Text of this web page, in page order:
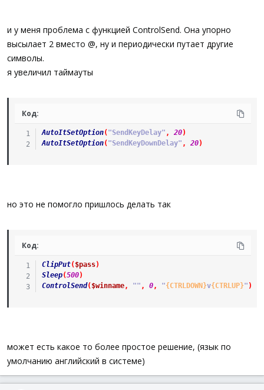
и у меня проблема с функцией ControlSend. Она упорно
высылает 2 вместо @, ну и периодически путает другие
символы.
я увеличил таймауты
Код:
AutoItSetOption( "SendKeyDelay" , 20)
AutoItSetOption( "SendKeyDownDelay" , 20)
но это не помогло пришлось делать так
Код:
ClipPut( $pass)
Sleep(500)
ControlSend( $winname, "" , 0, "{CTRLDOWN}v{CTRLUP}" )
может есть какое то более простое решение, (язык по
умолчанию английский в системе)